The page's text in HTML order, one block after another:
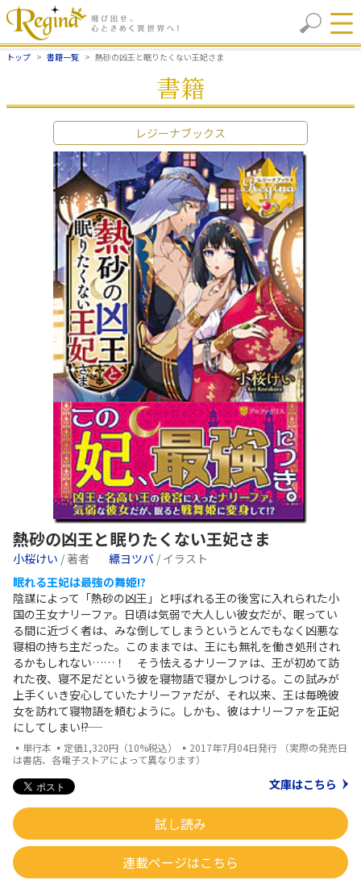
トップ 書籍一覧 熱砂の凶王と眠りたくない王妃さま
書籍
レジーナブックス
熱砂の凶王と眠りたくない王妃さま
小桜けい / 著者 縹ヨツバ / イラスト
眠れる王妃は最強の舞姫!?
陰謀によって「熱砂の凶王」と呼ばれる王の後宮に入れられた小
国の王女ナリーファ。日頃は気弱で大人しい彼女だが、眠ってい
る間に近づく者は、みな倒してしまうというとんでもなく凶悪な
寝相の持ち主だった。このままでは、王にも無礼を働き処刑され
るかもしれない……！ そう怯えるナリーファは、王が初めて訪
れた夜、寝不足だという彼を寝物語で寝かしつける。この試みが
上手くいき安心していたナリーファだが、それ以来、王は毎晩彼
女を訪れて寝物語を頼むように。しかも、彼はナリーファを正妃
にしてしまい――!?
▪単行本 ▪定価1,320円（10%税込） ▪2017年7月04日発行 （実際の発売日
は書店、各電子ストアによって異なります）
文庫はこちら
試し読み
連載ページはこちら